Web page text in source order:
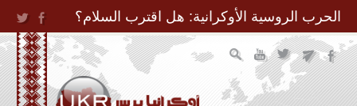
Jump to Navigation
الحرب الروسية الأوكرانية: هل اقترب السلام؟